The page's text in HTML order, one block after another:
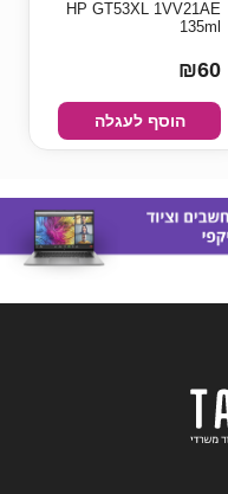
HP GT53XL 1VV21AE
135ml
₪60
הוסף לעגלה